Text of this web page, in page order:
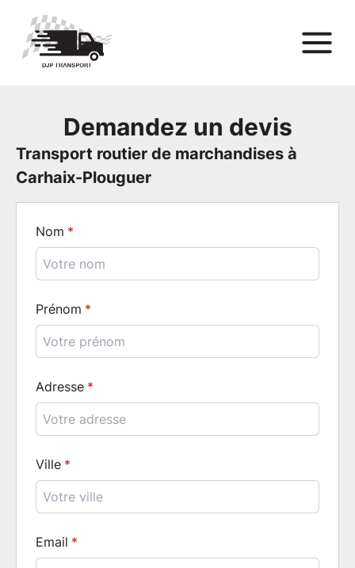
Transport routier de marchandises à
Carhaix-Plouguer
Demandez un devis
Nom
Prénom
Adresse
Ville
Email